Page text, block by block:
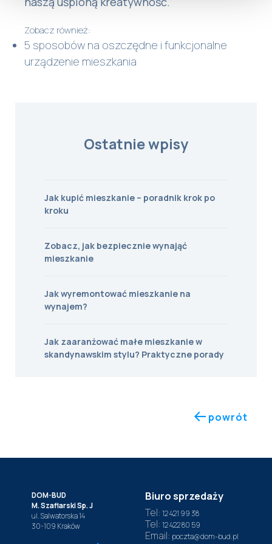
Zobacz również:
5 sposobów na oszczędne i funkcjonalne
urządzenie mieszkania
Ostatnie wpisy
Jak kupić mieszkanie – poradnik krok po
kroku
Zobacz, jak bezpiecznie wynająć
mieszkanie
Jak wyremontować mieszkanie na
wynajem?
Jak zaaranżować małe mieszkanie w
skandynawskim stylu? Praktyczne porady
powrót
DOM-BUD
M. Szaflarski Sp. J
ul. Salwatorska 14
30-109 Kraków
Biuro sprzedaży
Tel: 12 421 99 38
Tel: 12 422 80 59
Email: poczta@dom-bud.pl